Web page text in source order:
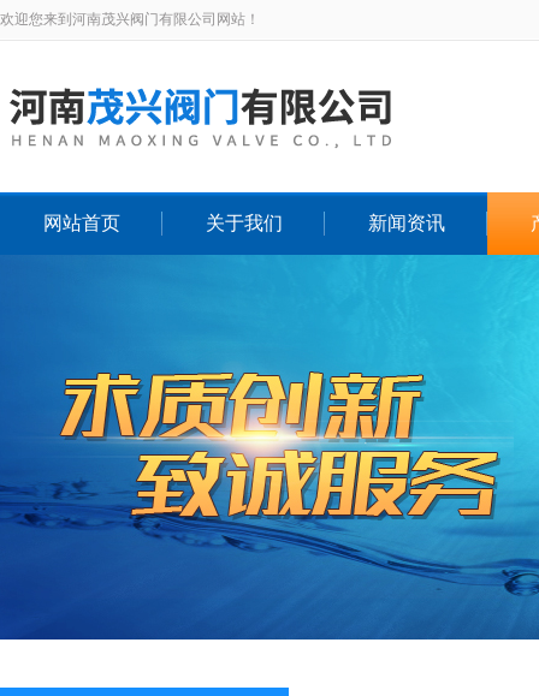
欢迎您来到河南茂兴阀门有限公司网站！
网站首页 关于我们 新闻资讯